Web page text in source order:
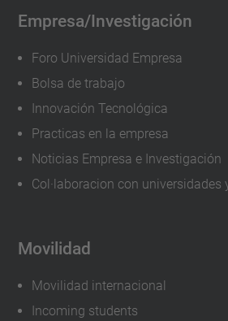
Empresa/Investigación
Foro Universidad Empresa
Bolsa de trabajo
Innovación Tecnológica
Practicas en la empresa
Noticias Empresa e Investigación
Col·laboracion con universidades
Movilidad
Movilidad internacional
Incoming students